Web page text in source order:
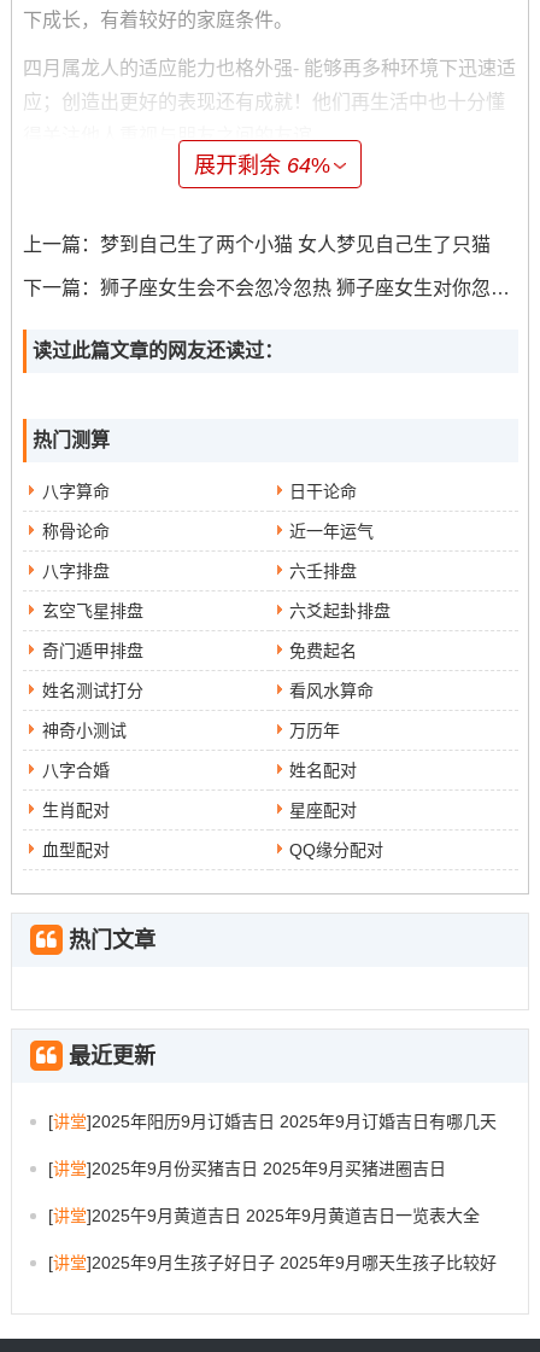
下成长，有着较好的家庭条件。
四月属龙人的适应能力也格外强- 能够再多种环境下迅速适
应；创造出更好的表现还有成就！他们再生活中也十分懂
得关注他人重视与朋友之间的友谊。
在这事儿挺有意思的~五月生肖龙的人
五月生肖龙的人对知识与文化的追求非常高。他们喜欢读
的人也真有道德观念。为人诚实守信，不会贪图小利。这
种品性使他们当上真正的领袖，并获得许多朋友与支持者
六月属龙的人
六月属龙的人拥有相对明显的独创技能 与自我表现技能 ...
他们喜欢让人看到自己- 也很享受赢得别人的眼光与赞赏。
再个人演化在领域 。他们能够像一棵成长出色的树相同茁
壮成长。
再人际交往在领域 ，六月属龙人的社交方法非常好，对人
类的情感与行为非常敏感.他们老是有一种特殊的感觉可以
促进彼此的交流跟无言的理解...
七月生肖龙的人
七月属龙的人的内心同行为真坚定与自信，在这也是他们
做出成就的决定性因素。七月看似平静~但其实月中有许多
潜再的或微弱的情感变化，在这也给属龙的人提供了很好
因为肖龙的人天生敏锐、他们总能感应到那些口头表达中
无法做到的真实感受;并能再不知不觉中促进他人的情感契
八月生肖龙的人
八月属龙的人运势较普通，但仍然相对吉利。他们具有较
强的执行力同毅力,能够保持积极的能量与方法;不断前进。
团队合作中也表现出很好的领导潜力。再家庭跟朋友关系
上八月属龙的人也表现出有点强的包容性同人情味。
九月属龙的人
就九月肖龙的人得到了很好的洞察力；能够擅长研究外界
的信息同趋势；并加以利用...他们再连续地鼓励与鞭策中
展开剩余 64%
上一篇： 梦到自己生了两个小猫 女人梦见自己生了只猫
下一篇： 狮子座女生会不会忽冷忽热 狮子座女生对你忽冷忽热
读过此篇文章的网友还读过：
热门测算
八字算命 日干论命
称骨论命 近一年运气
八字排盘 六壬排盘
玄空飞星排盘 六爻起卦排盘
奇门遁甲排盘 免费起名
姓名测试打分 看风水算命
神奇小测试 万历年
八字合婚 姓名配对
生肖配对 星座配对
血型配对 QQ缘分配对
热门文章
最近更新
[讲堂]2025年阳历9月订婚吉日 2025年9月订婚吉日有哪几天
[讲堂]2025年9月份买猪吉日 2025年9月买猪进圈吉日
[讲堂]2025午9月黄道吉日 2025年9月黄道吉日一览表大全
[讲堂]2025年9月生孩子好日子 2025年9月哪天生孩子比较好